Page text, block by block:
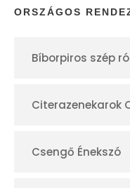
p
r
ORSZÁGOS
Bíborpiros szép
Citerazenekarok
Csengő Énekszó